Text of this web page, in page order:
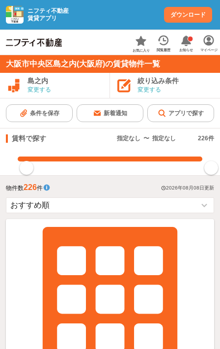
ニフティ不動産
賃貸アプリ
ダウンロード
お気に入り 閲覧履歴 お知らせ マイページ
大阪市中央区島之内(大阪府)の賃貸物件一覧
島之内
変更する
絞り込み条件
変更する
条件を保存 新着通知 アプリで探す
賃料で探す 指定なし 〜 指定なし 226件
物件数226件 2026年08月08日更新